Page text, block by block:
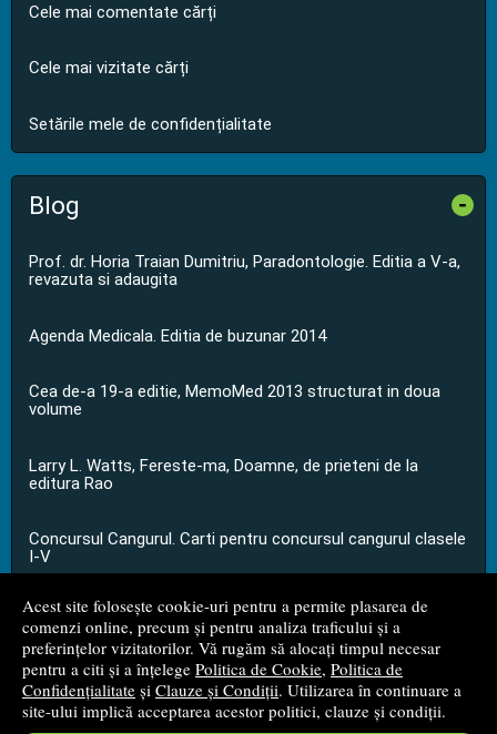
Acest site folosește cookie-uri pentru a permite plasarea de
comenzi online, precum și pentru analiza traficului și a
preferințelor vizitatorilor. Vă rugăm să alocați timpul necesar
pentru a citi și a înțelege Politica de Cookie, Politica de
Confidențialitate și Clauze și Condiții. Utilizarea în continuare a
site-ului implică acceptarea acestor politici, clauze și condiții.
Cele mai comentate cărți
Cele mai vizitate cărți
Setările mele de confidențialitate
Blog -
Prof. dr. Horia Traian Dumitriu, Paradontologie. Editia a V-a,
revazuta si adaugita
Agenda Medicala. Editia de buzunar 2014
Cea de-a 19-a editie, MemoMed 2013 structurat in doua
volume
Larry L. Watts, Fereste-ma, Doamne, de prieteni de la
editura Rao
Concursul Cangurul. Carti pentru concursul cangurul clasele
I-V
...toate știrile
© 2008 - 2026S.C. M.G. Net Distribution S.R.L.
Magazin onlinecreat deVital Soft